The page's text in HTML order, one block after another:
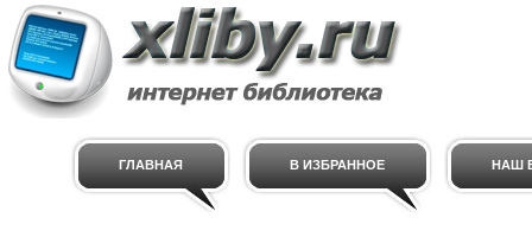
ГЛАВНАЯ В ИЗБРАННОЕ НАШ